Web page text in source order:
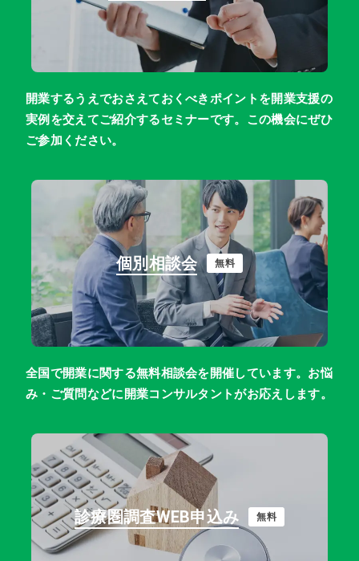
開業するうえでおさえておくべきポイントを開業支援の
実例を交えてご紹介するセミナーです。この機会にぜひ
ご参加ください。
個別相談会 無料
全国で開業に関する無料相談会を開催しています。お悩
み・ご質問などに開業コンサルタントがお応えします。
診療圏調査WEB申込み 無料